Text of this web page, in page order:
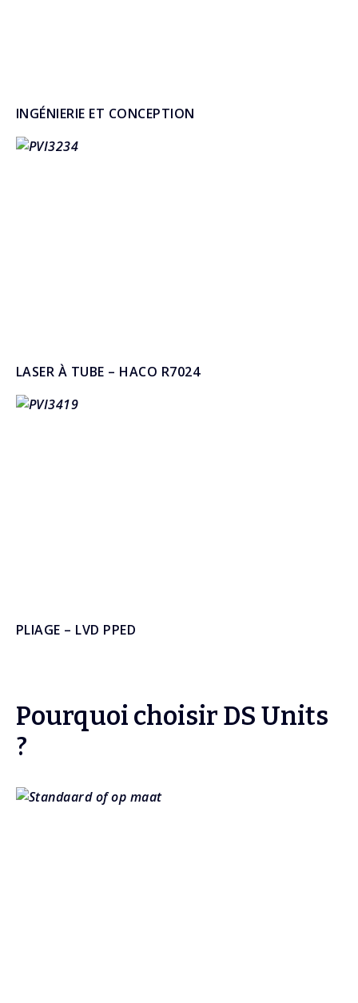
INGÉNIERIE ET CONCEPTION
LASER À TUBE – HACO R7024
PLIAGE – LVD PPED
Pourquoi choisir DS Units
?